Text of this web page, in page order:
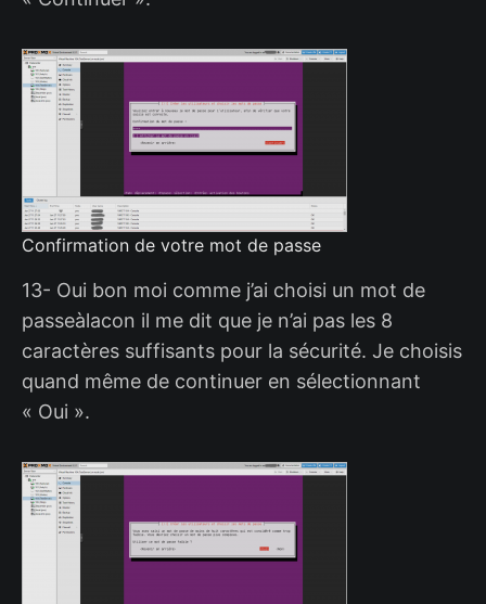
Confirmation de votre mot de passe
13- Oui bon moi comme j’ai choisi un mot de
passeàlacon il me dit que je n’ai pas les 8
caractères suffisants pour la sécurité. Je choisis
quand même de continuer en sélectionnant
« Oui ».